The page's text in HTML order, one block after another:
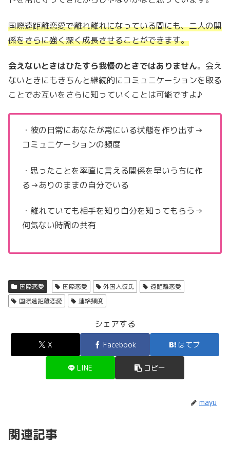
国際遠距離恋愛で離れ離れになっている間にも、二人の関
係をさらに強く深く成長させることができます。
会えないときはひたすら我慢のときではありません。会え
ないときにもきちんと継続的にコミュニケーションを取る
ことでお互いをさらに知っていくことは可能ですよ♪
・彼の日常にあなたが常にいる状態を作り出す→
コミュニケーションの頻度
・思ったことを率直に言える関係を早いうちに作
る→ありのままの自分でいる
・離れていても相手を知り自分を知ってもらう→
何気ない時間の共有
国際恋愛 国際恋愛 外国人彼氏
遠距離恋愛
国際遠距離恋愛
連絡頻度
シェアする
X Facebook はてブ
LINE コピー
mayu
関連記事